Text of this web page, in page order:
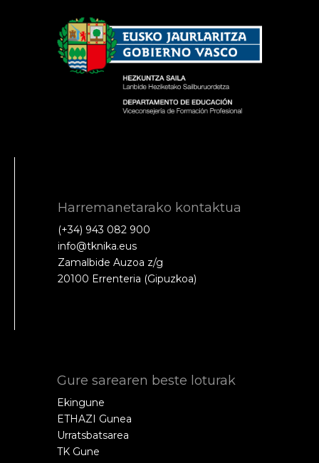
Harremanetarako kontaktua
(+34) 943 082 900
info@tknika.eus
Zamalbide Auzoa z/g
20100 Errenteria (Gipuzkoa)
Gure sarearen beste loturak
Ekingune
ETHAZI Gunea
Urratsbatsarea
TK Gune